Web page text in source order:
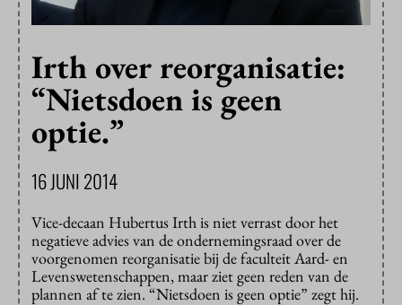
Irth over reorganisatie:
“Nietsdoen is geen
optie.”
16 JUNI 2014
Vice-decaan Hubertus Irth is niet verrast door het
negatieve advies van de ondernemingsraad over de
voorgenomen reorganisatie bij de faculteit Aard- en
Levenswetenschappen, maar ziet geen reden van de
plannen af te zien. “Nietsdoen is geen optie” zegt hij.